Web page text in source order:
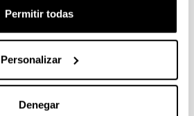
Permitir todas
Personalizar
Denegar